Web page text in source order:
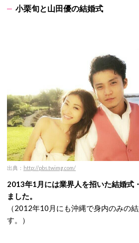
小栗旬と山田優の結婚式
出典： http://pbs.twimg.com/
2013年1月には業界人を招いた結婚式
ました。
（2012年10月にも沖縄で身内のみの
す。）